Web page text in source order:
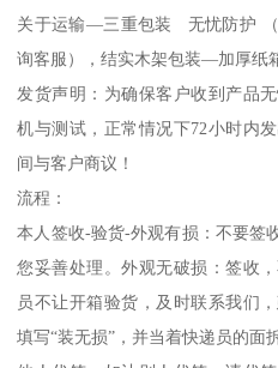
关于运输—三重包装 无忧防护
询客服），结实木架包装—加厚纸
发货声明：为确保客户收到产品
机与测试，正常情况下72小时内
间与客户商议！
流程：
本人签收-验货-外观有损：不要签
您妥善处理。外观无破损：签收
员不让开箱验货，及时联系我们
填写“装无损”，并当着快递员的面